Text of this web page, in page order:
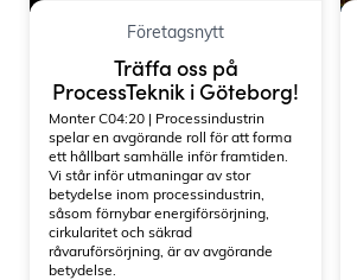
Företagsnytt
Träffa oss på
ProcessTeknik i Göteborg!
Monter C04:20 | Processindustrin
spelar en avgörande roll för att forma
ett hållbart samhälle inför framtiden.
Vi står inför utmaningar av stor
betydelse inom processindustrin,
såsom förnybar energiförsörjning,
cirkularitet och säkrad
råvaruförsörjning, är av avgörande
betydelse.